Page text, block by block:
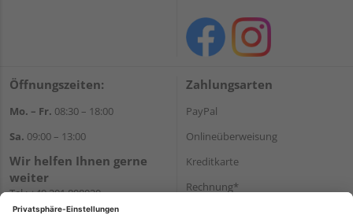
Öffnungszeiten:
Mo. – Fr. 08:30 – 18:00
Sa. 09:00 – 13:00
Wir helfen Ihnen gerne
weiter
Tel.:+49 201 898020
E-Mail:shop@vonderstein.de
Zahlungsarten
PayPal
Onlineüberweisung
Kreditkarte
Rechnung*